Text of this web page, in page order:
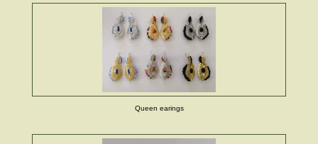
Queen earings